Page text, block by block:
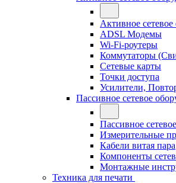
Активное
ADSL Модемы
Wi-Fi-роутеры
Коммутаторы
Сетевые карты
Точки доступа
Усилители,
Пассивное сетевое
Пассивное
Измерительные
Кабели витая пара
Компоненты
Монтажные
Техника для печати